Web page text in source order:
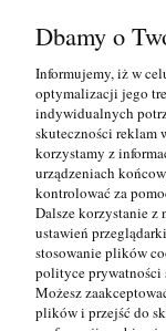
przypadnie Ci
Komplety
ponadczasowa
Komplety z
które chcą czuć się
sprawdzi się
ważnych okazjach.
będzie towarzyszył
Dbamy o
Informujemy, iż w
optymalizacji jego
indywidualnych
skuteczności reklam
korzystamy z
urządzeniach
kontrolować za
Dalsze korzystanie z
ustawień
stosowanie plików
polityce prywatności
Możesz
plików i przejść do